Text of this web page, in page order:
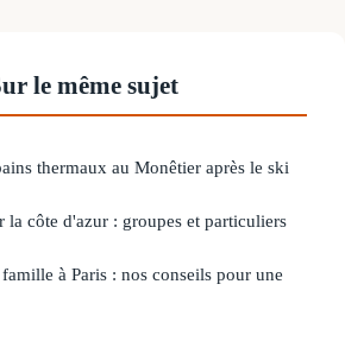
le même sujet
thermaux au Monêtier après le ski
la côte d'azur : groupes et particuliers
à Paris : nos conseils pour une